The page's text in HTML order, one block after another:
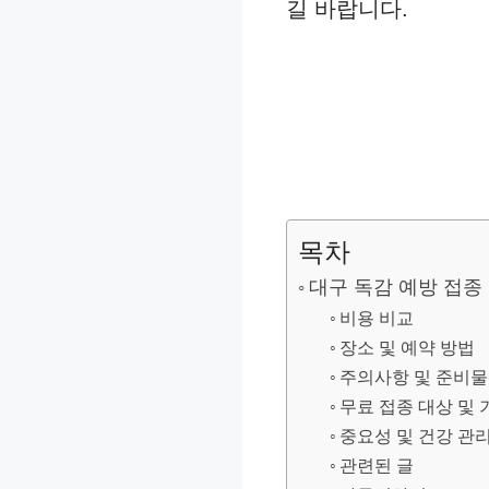
길 바랍니다.
목차
대구 독감 예방 접종
비용 비교
장소 및 예약 방법
주의사항 및 준비물
무료 접종 대상 및
중요성 및 건강 관리
관련된 글